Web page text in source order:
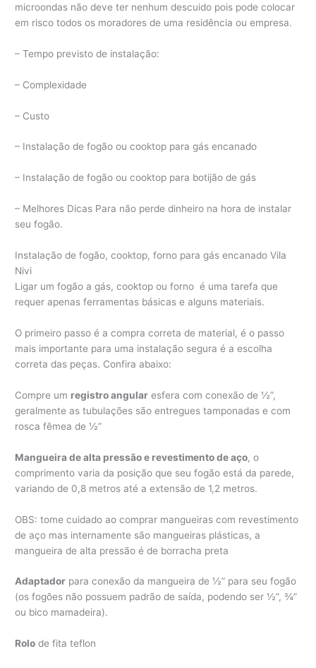
microondas não deve ter nenhum descuido pois pode colocar
em risco todos os moradores de uma residência ou empresa.
– Tempo previsto de instalação:
– Complexidade
– Custo
– Instalação de fogão ou cooktop para gás encanado
– Instalação de fogão ou cooktop para botijão de gás
– Melhores Dicas Para não perde dinheiro na hora de instalar
seu fogão.
Instalação de fogão, cooktop, forno para gás encanado Vila
Nivi
Ligar um fogão a gás, cooktop ou forno é uma tarefa que
requer apenas ferramentas básicas e alguns materiais.
O primeiro passo é a compra correta de material, é o passo
mais importante para uma instalação segura é a escolha
correta das peças. Confira abaixo:
Compre um registro angular esfera com conexão de ½”,
geralmente as tubulações são entregues tamponadas e com
rosca fêmea de ½”
Mangueira de alta pressão e revestimento de aço, o
comprimento varia da posição que seu fogão está da parede,
variando de 0,8 metros até a extensão de 1,2 metros.
OBS: tome cuidado ao comprar mangueiras com revestimento
de aço mas internamente são mangueiras plásticas, a
mangueira de alta pressão é de borracha preta
Adaptador para conexão da mangueira de ½” para seu fogão
(os fogões não possuem padrão de saída, podendo ser ½”, ¾”
ou bico mamadeira).
Rolo de fita teflon